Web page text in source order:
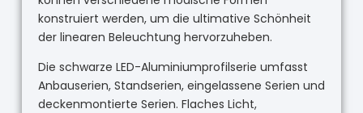
konstruiert werden, um die ultimative Schönheit
der linearen Beleuchtung hervorzuheben.
Die schwarze LED-Aluminiumprofilserie umfasst
Anbauserien, Standserien, eingelassene Serien und
deckenmontierte Serien. Flaches Licht,